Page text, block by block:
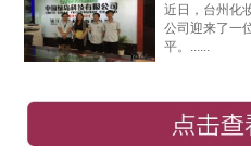
划布局
近日，台州化
公司迎来了一
平。......